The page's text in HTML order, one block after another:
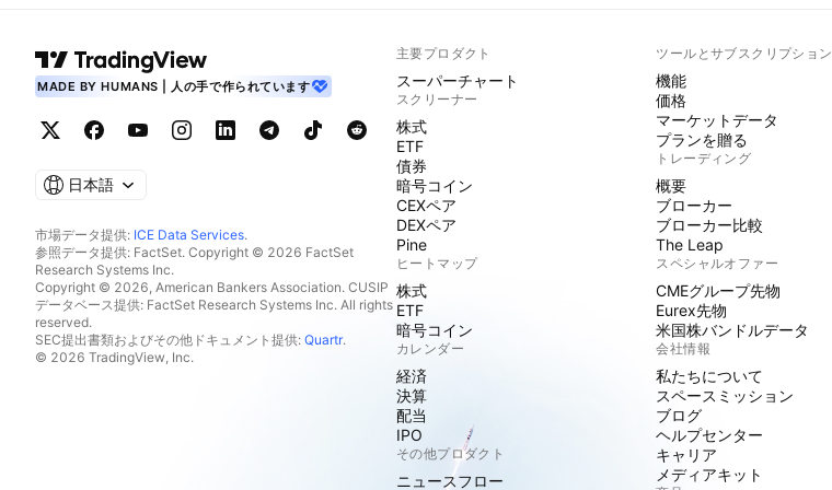
MADE BY HUMANS | 人の手で作られています
日本語
市場データ提供: ICE Data Services.
参照データ提供: FactSet. Copyright © 2026 FactSet
Research Systems Inc.
Copyright © 2026, American Bankers Association. CUSIP
データベース提供: FactSet Research Systems Inc. All rights
reserved.
SEC提出書類およびその他ドキュメント提供: Quartr.
© 2026 TradingView, Inc.
主要プロダクト
スーパーチャート
スクリーナー
株式
ETF
債券
暗号コイン
CEXペア
DEXペア
Pine
ヒートマップ
株式
ETF
暗号コイン
カレンダー
経済
決算
配当
IPO
その他プロダクト
ニュースフロー
ツールとサブスクリプション
機能
価格
マーケットデータ
プランを贈る
トレーディング
概要
ブローカー
ブローカー比較
The Leap
スペシャルオファー
CMEグループ先物
Eurex先物
米国株バンドルデータ
会社情報
私たちについて
スペースミッション
ブログ
ヘルプセンター
キャリア
メディアキット